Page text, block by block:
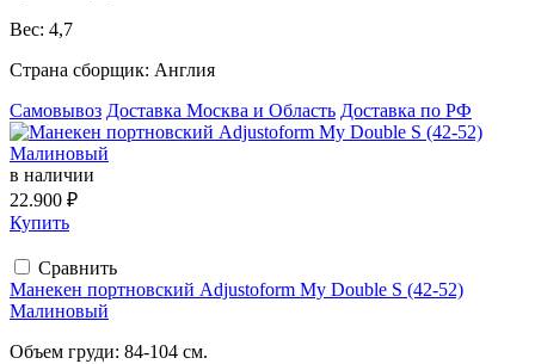
Вес: 4,7
Страна сборщик: Англия
Самовывоз Доставка Москва и Область Доставка по РФ
в наличии
22.900 ₽
Купить
Сравнить
Манекен портновский Adjustoform My Double S (42-52)
Малиновый
Объем груди: 84-104 см.